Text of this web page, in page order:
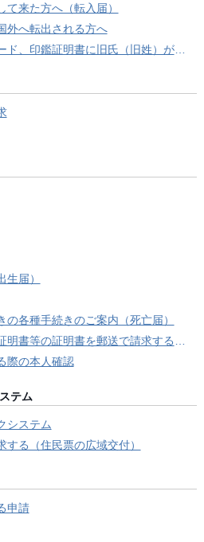
来た方へ（転入届）
外へ転出される方へ
書に旧氏（旧姓）が併記できるようになりました！
届）
の各種手続きのご案内（死亡届）
の証明書を郵送で請求する際の本人確認
際の本人確認
テム
システム
る（住民票の広域交付）
申請